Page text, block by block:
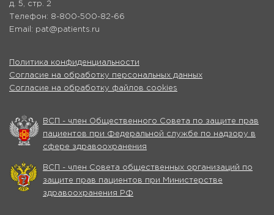
д. 5, стр. 2
Телефон: 8-800-500-82-66
Email: pat@patients.ru
Политика конфиденциальности
Согласие на обработку персональных данных
Согласие на обработку файлов cookies
ВСП - член Общественного Совета по защите прав
пациентов при Федеральной службе по надзору в
сфере здравоохранения
ВСП - член Совета общественных организаций по
защите прав пациентов при Министерстве
здравоохранения РФ